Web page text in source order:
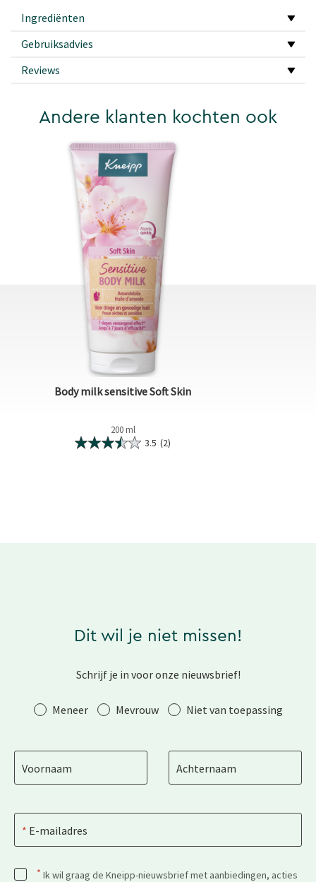
Ingrediënten
Gebruiksadvies
Reviews
Andere klanten kochten ook
Body milk sensitive Soft Skin
200 ml
3.5 (2)
Dit wil je niet missen!
Schrijf je in voor onze nieuwsbrief!
AanhefMeneer Mevrouw Niet van toepassing
Voornaam Achternaam
E-mailadres
* Ik wil graag de Kneipp-nieuwsbrief met aanbiedingen, acties